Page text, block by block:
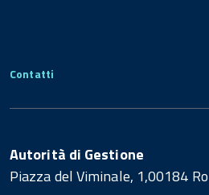
Contatti
Autorità di Gestione
Piazza del Viminale, 1,00184